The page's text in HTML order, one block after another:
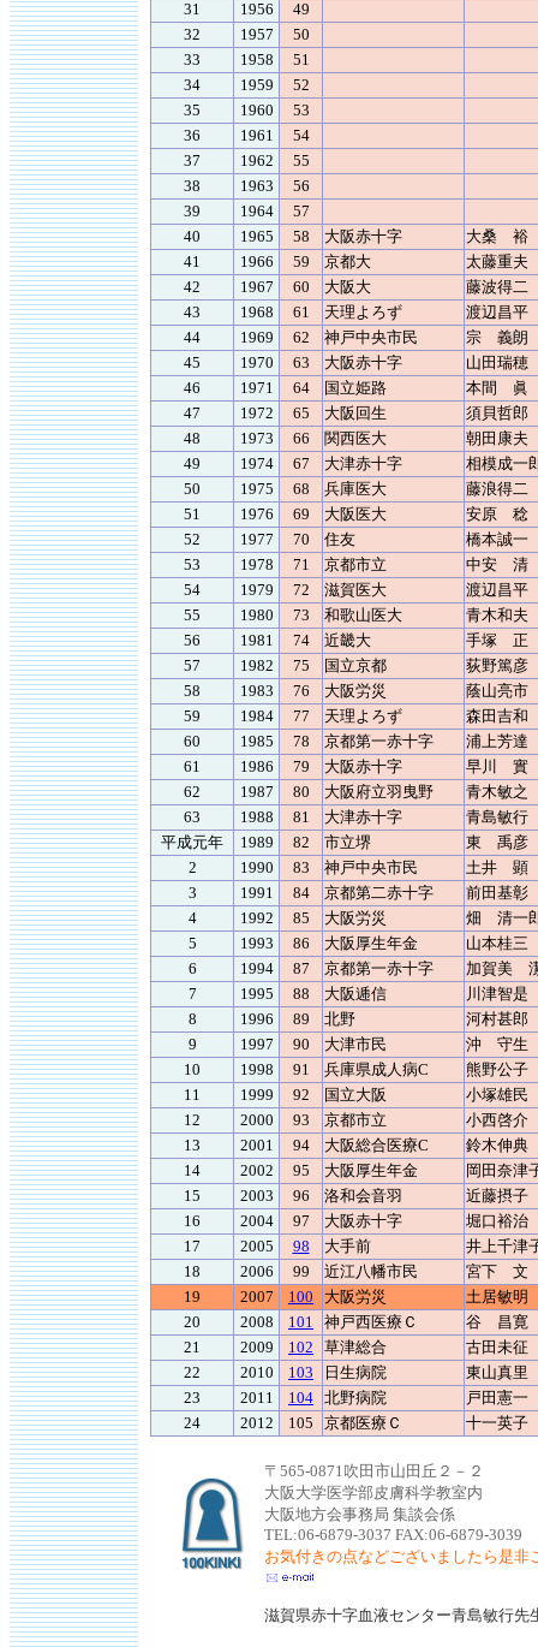
31
1956
49
32
1957
50
33
1958
51
34
1959
52
35
1960
53
36
1961
54
37
1962
55
38
1963
56
39
1964
57
40
1965 58 大阪赤十字
大桑 裕
41
1966 59 京都大
太藤重夫
42
1967 60 大阪大
藤波得二
43
1968 61 天理よろず
渡辺昌平
44
1969 62 神戸中央市民
宗 義朗
45
1970 63 大阪赤十字
山田瑞穂
46
1971 64 国立姫路
本間 眞
47
1972 65 大阪回生
須貝哲郎
48
1973 66 関西医大
朝田康夫
49
1974 67 大津赤十字
相模成一
50
1975 68 兵庫医大
藤浪得二
51
1976 69 大阪医大
安原 稔
52
1977 70 住友
橋本誠一
53
1978 71 京都市立
中安 清
54
1979 72 滋賀医大
渡辺昌平
55
1980 73 和歌山医大
青木和夫
56
1981 74 近畿大
手塚 正
57
1982 75 国立京都
荻野篤彦
58
1983 76 大阪労災
蔭山亮市
59
1984 77 天理よろず
森田吉和
60
1985 78 京都第一赤十字
浦上芳達
61
1986 79 大阪赤十字
早川 實
62
1987 80 大阪府立羽曳野
青木敏之
63
1988 81 大津赤十字
青島敏行
平成元年
1989 82 市立堺
東 禹彦
2
1990 83 神戸中央市民
土井 顕
3
1991 84 京都第二赤十字
前田基彰
4
1992 85 大阪労災
畑 清一
5
1993 86 大阪厚生年金
山本桂三
6
1994 87 京都第一赤十字
加賀美
7
1995 88 大阪逓信
川津智是
8
1996 89 北野
河村甚郎
9
1997 90 大津市民
沖 守生
10
1998 91 兵庫県成人病C
熊野公子
11
1999 92 国立大阪
小塚雄民
12
2000 93 京都市立
小西啓介
13
2001 94 大阪総合医療C
鈴木伸典
14
2002 95 大阪厚生年金
岡田奈津
15
2003 96 洛和会音羽
近藤摂子
16
2004 97 大阪赤十字
堀口裕治
17
2005 98 大手前
井上千津
18
2006 99 近江八幡市民
宮下 文
19
2007 100 大阪労災
土居敏明
20
2008 101 神戸西医療Ｃ
谷 昌寛
21
2009 102 草津総合
古田未征
22
2010 103 日生病院
東山真里
23
2011 104 北野病院
戸田憲一
24
2012 105 京都医療Ｃ 十一英子
〒565-0871吹田市山田丘２－２
大阪大学医学部皮膚科学教室内
大阪地方会事務局 集談会係
TEL:06-6879-3037 FAX:06-6879-3039
お気付きの点などございましたら是非
滋賀県赤十字血液センター青島敏行